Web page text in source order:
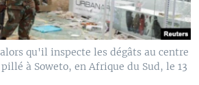
qu'il inspecte les dégâts au centre
à Soweto, en Afrique du Sud, le 13